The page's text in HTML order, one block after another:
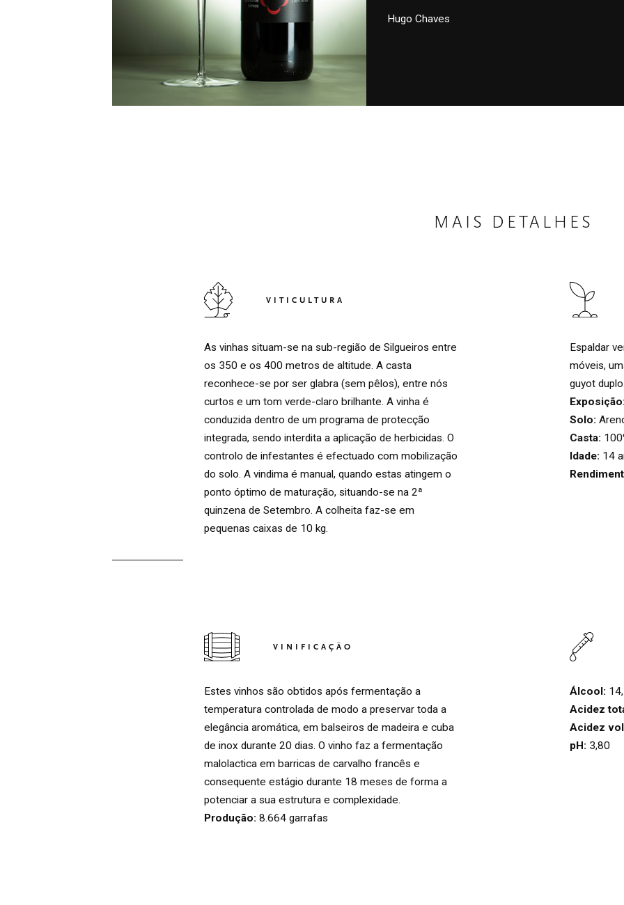
QUINTA DE LEMOS
AS NOSSAS MÃOS
03 OS NOSSOS
Hugo Chaves
MAIS DETALHES
VITICULTURA
As vinhas situam-se na sub-região de Silgueiros entre
os 350 e os 400 metros de altitude. A casta
reconhece-se por ser glabra (sem pêlos), entre nós
curtos e um tom verde-claro brilhante. A vinha é
conduzida dentro de um programa de protecção
integrada, sendo interdita a aplicação de herbicidas. O
controlo de infestantes é efectuado com mobilização
do solo. A vindima é manual, quando estas atingem o
ponto óptimo de maturação, situando-se na 2ª
quinzena de Setembro. A colheita faz-se em
pequenas caixas de 10 kg.
Espaldar
móveis,
guyot
Solo:
Casta:
Idade: 14
VINIFICAÇÃO
Estes vinhos são obtidos após fermentação a
temperatura controlada de modo a preservar toda a
elegância aromática, em balseiros de madeira e cuba
de inox durante 20 dias. O vinho faz a fermentação
malolactica em barricas de carvalho francês e
consequente estágio durante 18 meses de forma a
potenciar a sua estrutura e complexidade.
Produção: 8.664 garrafas
Álcool:
Acidez
Acidez
pH: 3,80